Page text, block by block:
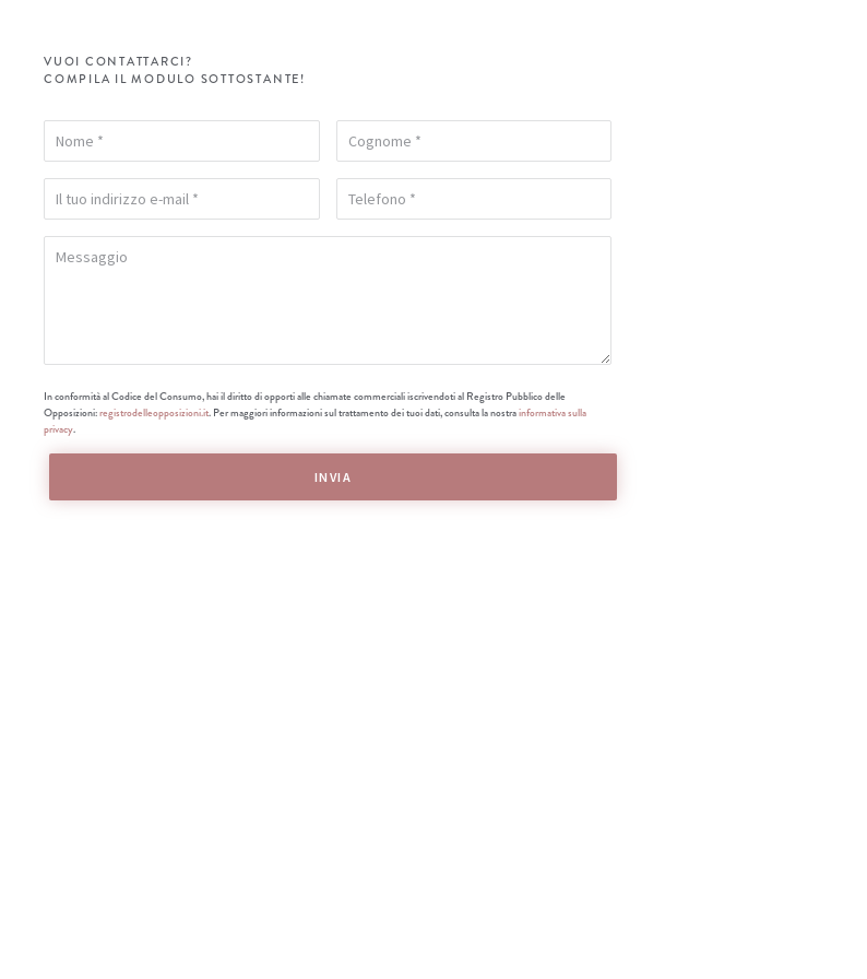
VUOI CONTATTARCI?
COMPILA IL MODULO SOTTOSTANTE!
In conformità al Codice del Consumo, hai il diritto di opporti alle chiamate commerciali iscrivendoti al Registro Pubblico delle
Opposizioni:registrodelleopposizioni.it. Per maggiori informazioni sul trattamento dei tuoi dati, consulta la nostrainformativa sulla
privacy.